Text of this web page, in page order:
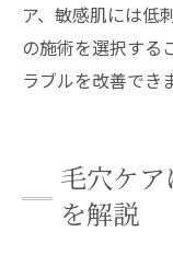
ア、敏感肌には低
の施術を選択する
ラブルを改善でき
毛穴ケ
を解説